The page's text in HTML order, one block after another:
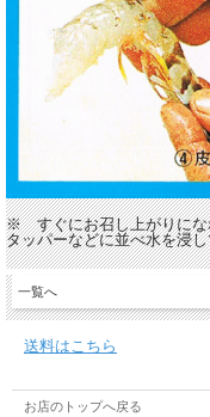
※ すぐにお召し上がりにな
タッパーなどに並べ水を浸
一覧へ
送料はこちら
お店のトップへ戻る